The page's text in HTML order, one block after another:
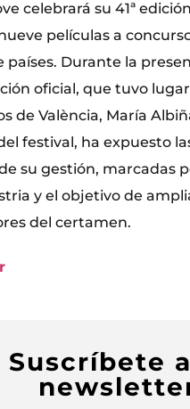
celebrará su 41ª
películas a
países. Durante la
oficial, que tuvo
de València, María
festival, ha expuesto
su gestión, marcadas
y el objetivo de
del certamen.
Suscríbete